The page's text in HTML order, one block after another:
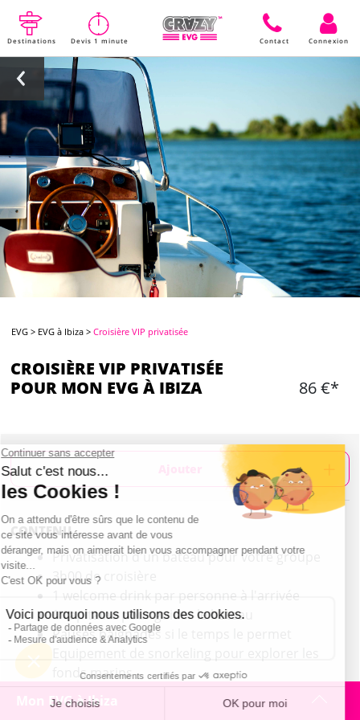
Destinations Devis 1 minute Contact Connexion
EVG > EVG à Ibiza >Croisière VIP privatisée
CROISIÈRE VIP PRIVATISÉE
POUR MON EVG À IBIZA
86 €*
CONTENU
Privatisation d'un bateau pour votre groupe
3h00 de croisière
1 welcome drink par personne à l'arrivée
1 capitaine pour guider le bateau
Pauses baignades si le temps le permet
fonds marins
Possibilité de ramener ses propres bouteilles
sur le bateau
Mon EVG à Ibiza